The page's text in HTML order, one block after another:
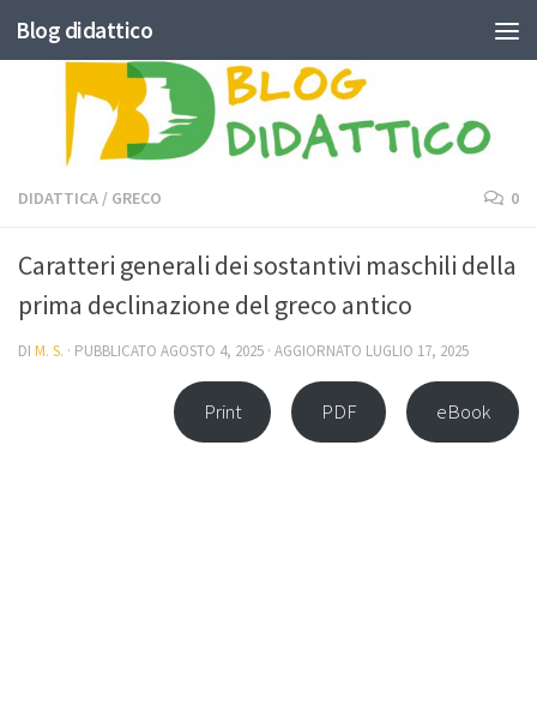
Skip to content
Blog didattico
DIDATTICA / GRECO 0
Caratteri generali dei sostantivi maschili della
prima declinazione del greco antico
DI M. S. · PUBBLICATO AGOSTO 4, 2025 · AGGIORNATO LUGLIO 17, 2025
Print PDF eBook